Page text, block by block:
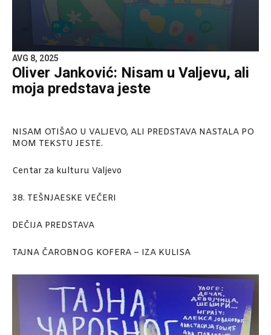
AVG 8, 2025
Oliver Janković: Nisam u Valjevu, ali
moja predstava jeste
NISAM OTIŠAO U VALJEVO, ALI PREDSTAVA NASTALA PO
MOM TEKSTU JESTE.
Centar za kulturu Valjevo
38. TEŠNJAESKE VEČERI
DEČIJA PREDSTAVA
TAJNA ČAROBNOG KOFERA – IZA KULISA